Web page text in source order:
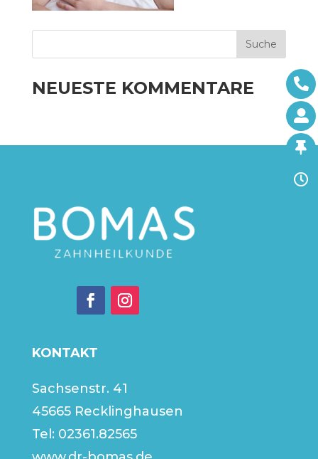
NEUESTE KOMMENTARE
KONTAKT
Sachsenstr. 41
45665 Recklinghausen
Tel: 02361.82565